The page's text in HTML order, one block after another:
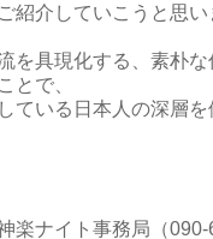
紹介していこうと思い
を具現化する、素朴
とで、
ている日本人の深層
楽ナイト事務局（090-